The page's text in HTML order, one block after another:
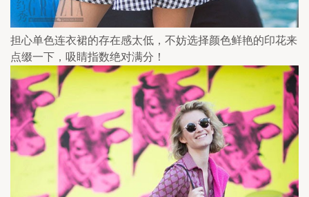
担心单色连衣裙的存在感太低，不妨选择颜色鲜艳的印花来
点缀一下，吸睛指数绝对满分！